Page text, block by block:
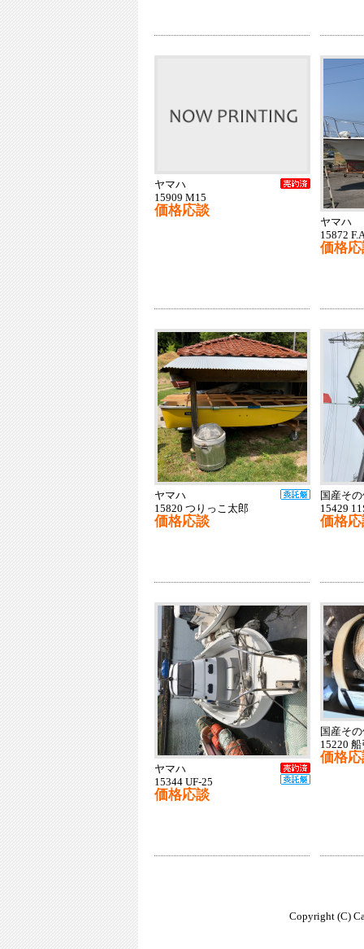
ヤマハ
15909 M15
価格応談
ヤマハ
15872
価格
ヤマハ
15820 つりっこ太郎
価格応談
国産そ
15429
価格
ヤマハ
15344 UF-25
価格応談
国産そ
15220
価格
Copyright (C)